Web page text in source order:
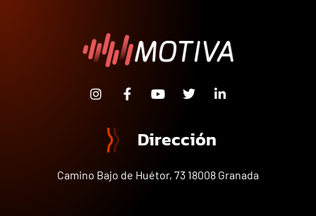
Dirección
Camino Bajo de Huétor, 73 18008 Granada